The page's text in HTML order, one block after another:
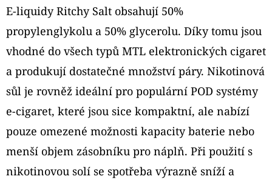
E-liquidy Ritchy Salt obsahují 50%
propylenglykolu a 50% glycerolu. Díky tomu jsou
vhodné do všech typů MTL elektronických cigaret
a produkují dostatečné množství páry. Nikotinová
sůl je rovněž ideální pro populární POD systémy
e-cigaret, které jsou sice kompaktní, ale nabízí
pouze omezené možnosti kapacity baterie nebo
menší objem zásobníku pro náplň. Při použití s
nikotinovou solí se spotřeba výrazně sníží a